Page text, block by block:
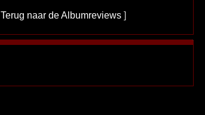
Terug naar de Albumreviews ]